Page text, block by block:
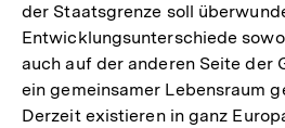
der Staatsgrenze soll
Entwicklungsunterschiede
auch auf der anderen Seite der
ein gemeinsamer Lebensraum
Derzeit existieren in ganz